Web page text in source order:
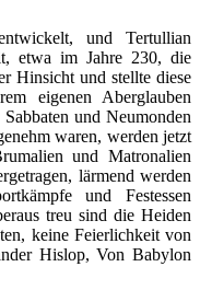
und Tertullian
etwa im Jahre 230, die
Hinsicht und stellte diese
eigenen Aberglauben
und Neumonden
waren, werden jetzt
und Matronalien
lärmend werden
und Festessen
treu sind die Heiden
keine Feierlichkeit von
Hislop, Von Babylon